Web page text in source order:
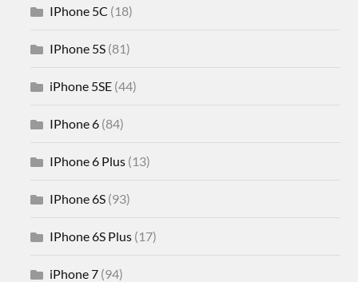
IPhone 5C (18)
IPhone 5S (81)
iPhone 5SE (44)
IPhone 6 (84)
IPhone 6 Plus (13)
IPhone 6S (93)
IPhone 6S Plus (17)
iPhone 7 (94)